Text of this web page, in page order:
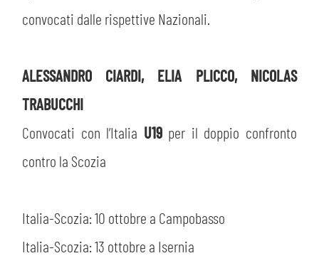
STORE
MUSEO
LAVORA CON NOI
PLAY GREEN
CSR
ACADEMY
LEGENDS
PARTNER
convocati dalle rispettive Nazionali.
ALESSANDRO CIARDI, ELIA PLICCO, NICOLAS
TRABUCCHI
Convocati con l’Italia U19per il doppio confronto
contro la Scozia
Italia-Scozia: 10 ottobre a Campobasso
Italia-Scozia: 13 ottobre a Isernia